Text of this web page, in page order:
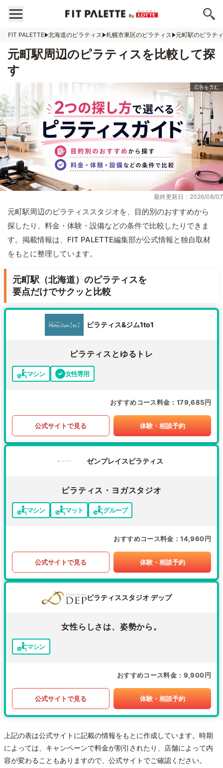
FIT PALETTE 北海道のピラティス 札幌市東区のピラティス 元町駅のピラテ
元町駅周辺のピラティスを比較して探
す
最終更新日：2026/08/07
元町駅周辺のピラティススタジオを、目的別のおすすめから
探したり、料金・体験・設備などの条件で比較したりできま
す。掲載情報は、FIT PALETTE編集部が公式情報と独自取材
をもとに整理しています。
元町駅（北海道）のピラティスを
要点だけでサクッと比較
ピラティス&ジム1to1
ピラティスとゆるトレ
マシン 女性専用
おすすめコース料金 179,685円
公式サイトで見る 体験・相談予約
ゼンプレイスピラティス
ピラティス・ヨガスタジオ
マシン マット グループ
おすすめコース料金 14,960円
公式サイトで見る 体験・相談予約
ピラティススタジオ デップ
女性らしさは、姿勢から。
マシン
おすすめコース料金 9,900円
公式サイトで見る 体験・相談予約
上記の表は公式サイトに記載の情報をもとに作成しています。時期
によっては、キャンペーンで料金が割引されたり、店舗によって内
容が変わることもありますので、公式サイトでご確認ください。